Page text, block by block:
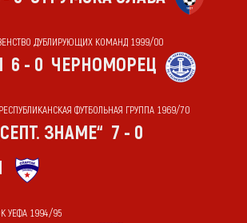
ДУБЛИРУЮЩИХ КОМАНД 1999/00
6 - 0 ЧЕРНОМОРЕЦ
ФУТБОЛЬНАЯ ГРУППА 1969/70
ЗНАМЕ“ 7 - 0
УЕФА 1994/95